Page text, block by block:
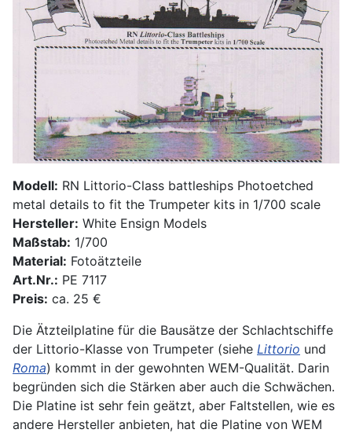
Modell: RN Littorio-Class battleships Photoetched
metal details to fit the Trumpeter kits in 1/700 scale
Hersteller: White Ensign Models
Maßstab: 1/700
Material: Fotoätzteile
Art.Nr.: PE 7117
Preis: ca. 25 €
Die Ätzteilplatine für die Bausätze der Schlachtschiffe
der Littorio-Klasse von Trumpeter (siehe Littorio und
Roma) kommt in der gewohnten WEM-Qualität. Darin
begründen sich die Stärken aber auch die Schwächen.
Die Platine ist sehr fein geätzt, aber Faltstellen, wie es
andere Hersteller anbieten, hat die Platine von WEM